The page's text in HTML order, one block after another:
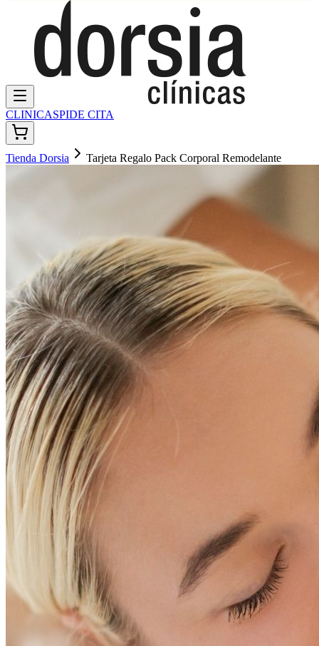
CLINICASPIDE CITA
Tienda Dorsia Tarjeta Regalo Pack Corporal Remodelante